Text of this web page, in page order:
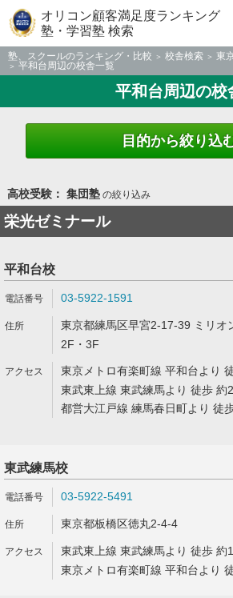
オリコン顧客満足度ランキング
塾・学習塾 検索
塾、スクールのランキング・比較 校舎検索
東
平和台周辺の校舎一覧
平和台周辺の校
目的から絞り込
高校受験： 集団塾の絞り込み
栄光ゼミナール
平和台校
03-5922-1591
東京都練馬区早宮2-17-39 ミリオ
2F・3F
東京メトロ有楽町線 平和台より
東武東上線 東武練馬より 徒歩 約
都営大江戸線 練馬春日町より 徒
東武練馬校
03-5922-5491
東京都板橋区徳丸2-4-4
東武東上線 東武練馬より 徒歩 約
東京メトロ有楽町線 平和台より